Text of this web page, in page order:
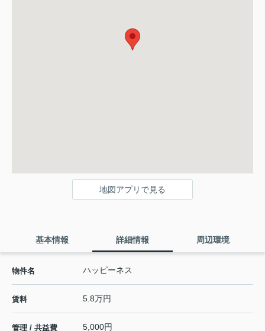
地図アプリで見る
基本情報 詳細情報 周辺環境
物件名 ハッピーネス
賃料 5.8万円
管理 / 共益費 5,000円